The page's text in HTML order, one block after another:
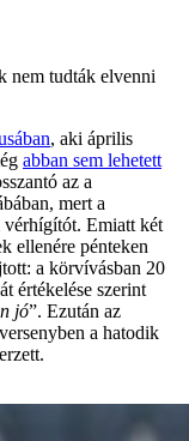
nem tudták elvenni
, aki április
abban sem lehetett
az a
mert a
vérhígítót. Emiatt két
ellenére pénteken
a körvívásban 20
értékelése szerint
jó”. Ezután az
a hatodik